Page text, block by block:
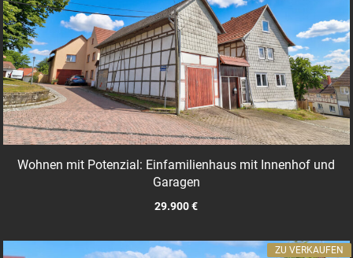
Wohnen mit Potenzial: Einfamilienhaus mit Innenhof und
Garagen
29.900 €
ZU VERKAUFEN